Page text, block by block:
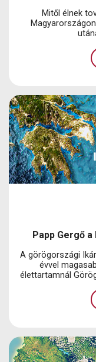
Mitől élnek
Papp Gergő
A görögországi
évvel
élettartamnál